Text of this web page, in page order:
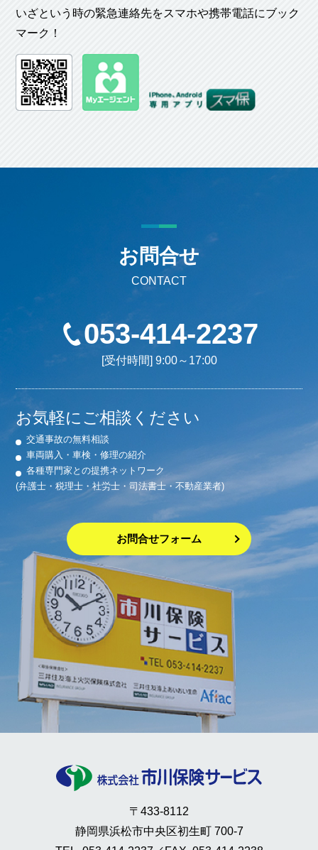
いざという時の緊急連絡先をスマホや携帯電話にブック
マーク！
お問合せ
CONTACT
053-414-2237
[受付時間] 9:00～17:00
お気軽にご相談ください
交通事故の無料相談
車両購入・車検・修理の紹介
各種専門家との提携ネットワーク
(弁護士・税理士・社労士・司法書士・不動産業者)
お問合せフォーム
〒433-8112
静岡県浜松市中央区初生町 700-7